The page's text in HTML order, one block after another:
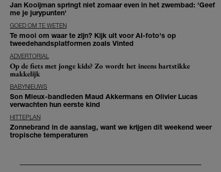
Jan Kooijman springt niet zomaar even in het zwembad: 'Geef
me je jurypunten'
GOED OM TE WETEN
Te mooi om waar te zijn? Kijk uit voor AI-foto's op
tweedehandsplatformen zoals Vinted
ADVERTORIAL
Op de fiets met jonge kids? Zo wordt het ineens hartstikke
makkelijk
BABYNIEUWS
Son Mieux-bandleden Maud Akkermans en Olivier Lucas
verwachten hun eerste kind
HITTEPLAN
Zonnebrand in de aanslag, want we krijgen dit weekend weer
tropische temperaturen